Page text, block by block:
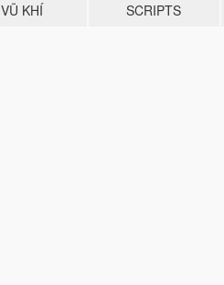
VŨ KHÍ SCRIPTS